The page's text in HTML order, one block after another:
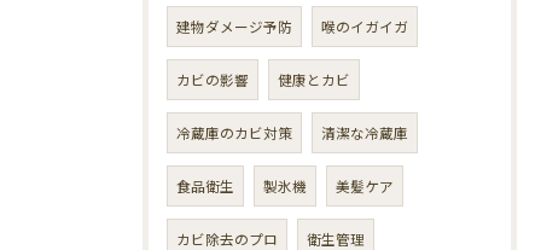
建物ダメージ予防 喉のイガイガ
カビの影響 健康とカビ
冷蔵庫のカビ対策 清潔な冷蔵庫
食品衛生 製氷機 美髪ケア
カビ除去のプロ 衛生管理